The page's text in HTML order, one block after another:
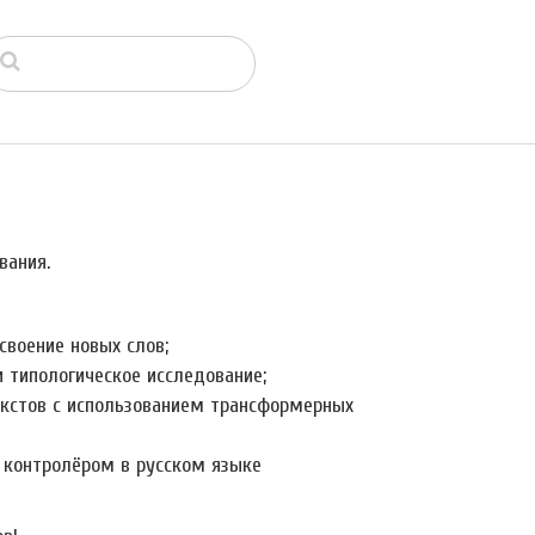
новых слов;
исследование;
с использованием трансформерных
в русском языке